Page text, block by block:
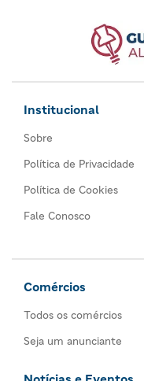
Institucional
Sobre
Política de Privacidade
Política de Cookies
Fale Conosco
Comércios
Todos os comércios
Seja um anunciante